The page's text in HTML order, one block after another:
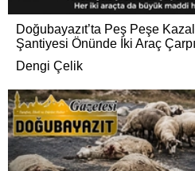
Doğubayazıt’ta Peş Peşe
Şantiyesi Önünde İki Araç
Dengi Çelik